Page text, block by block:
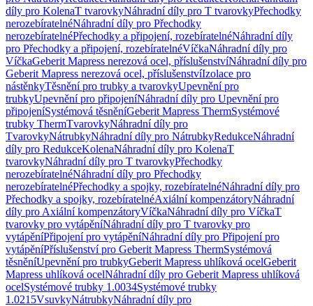
díly pro KolenaT tvarovkyNáhradní díly pro T tvarovkyPřechodky
nerozebíratelnéNáhradní díly pro Přechodky
nerozebíratelnéPřechodky a připojení, rozebíratelnéNáhradní díly
pro Přechodky a připojení, rozebíratelnéVíčkaNáhradní díly pro
VíčkaGeberit Mapress nerezová ocel, příslušenstvíNáhradní díly pro
Geberit Mapress nerezová ocel, příslušenstvíIzolace pro
nástěnkyTěsnění pro trubky a tvarovkyUpevnění pro
trubkyUpevnění pro připojeníNáhradní díly pro Upevnění pro
připojeníSystémová těsněníGeberit Mapress ThermSystémové
trubky ThermTvarovkyNáhradní díly pro
TvarovkyNátrubkyNáhradní díly pro NátrubkyRedukceNáhradní
díly pro RedukceKolenaNáhradní díly pro KolenaT
tvarovkyNáhradní díly pro T tvarovkyPřechodky
nerozebíratelnéNáhradní díly pro Přechodky
nerozebíratelnéPřechodky a spojky, rozebíratelnéNáhradní díly pro
Přechodky a spojky, rozebíratelnéAxiální kompenzátoryNáhradní
díly pro Axiální kompenzátoryVíčkaNáhradní díly pro VíčkaT
tvarovky pro vytápěníNáhradní díly pro T tvarovky pro
vytápěníPřipojení pro vytápěníNáhradní díly pro Připojení pro
vytápěníPříslušenství pro Geberit Mapress ThermSystémová
těsněníUpevnění pro trubkyGeberit Mapress uhlíková ocelGeberit
Mapress uhlíková ocelNáhradní díly pro Geberit Mapress uhlíková
ocelSystémové trubky 1.0034Systémové trubky
1.0215VsuvkyNátrubkyNáhradní díly pro